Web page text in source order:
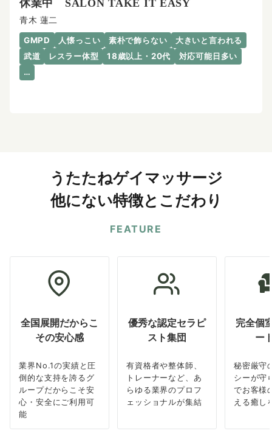
休業中 SALON TAKE IT EASY
青木 蓮二
GMPD 人懐っこい 素朴で飾らない
大きいと言われる
武道
レスラー体型 18歳以上・20代
対応可能日多い
…
うたたねゲイマッサージ
他にない特徴とこだわり
FEATURE
全国展開だからこ
その安心感
業界No.1の実績と圧
倒的な支持を誇るグ
ループだからこそ安
心・安全にご利用可
能
優秀な認定セラピ
スト集団
有資格者や整体師、
トレーナーなど、あ
らゆる業界のプロフ
ェッショナルが集結
完全個
ー
秘密厳守
シーが守
でお客様
える癒し